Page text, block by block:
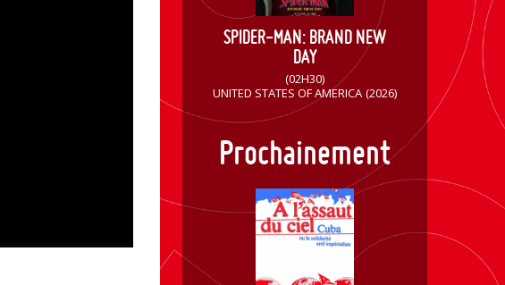
SPIDER-MAN: BRAND NEW
DAY
(02H30)
UNITED STATES OF AMERICA (2026)
Prochainement